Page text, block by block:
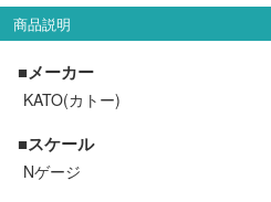
セール商品
走行エリア別 鉄道模型車両リスト
商品説明
■メーカー
KATO(カトー)
■スケール
Nゲージ